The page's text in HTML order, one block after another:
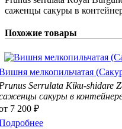
саженцы сакуры в
Похожие товары
мелкопильчатая
Serrulata Kiku-shidare
сакуры в
7 200 ₽